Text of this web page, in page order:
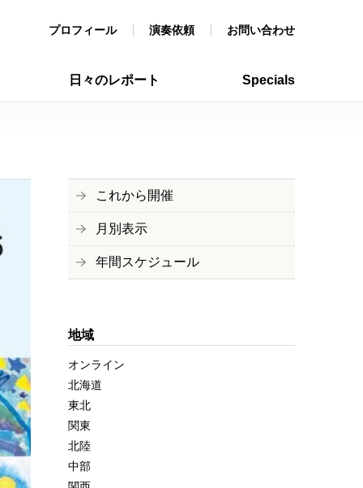
プロフィール 演奏依頼 お問い合わせ
日々のレポート Specials
これから開催
月別表示
年間スケジュール
地域
オンライン
北海道
東北
関東
北陸
中部